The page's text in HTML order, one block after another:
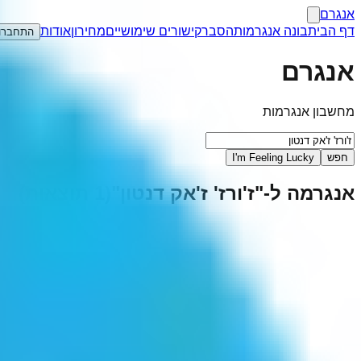
אנגרם
דף הביתבונה אנגרמותהסברקישורים שימושייםמחירוןאודות
אנגרם
מחשבון אנגרמות
חפש I'm Feeling Lucky
אנגרמה ל-"ז'ורז' ז'אק דנטון